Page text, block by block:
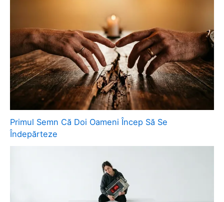
Primul Semn Că Doi Oameni Încep Să Se
Îndepărteze